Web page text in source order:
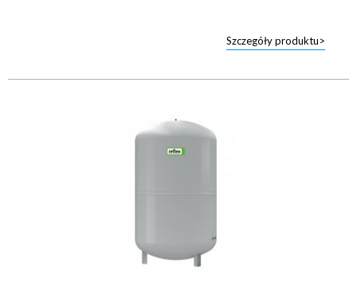
Szczegóły produktu>